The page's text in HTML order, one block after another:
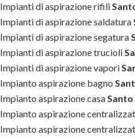
Impianti di aspirazione rifili
Impianti di aspirazione saldatura
Impianti di aspirazione segatura
Impianti di aspirazione trucioli
Impianti di aspirazione vapori
Impianto aspirazione bagno
Impianto aspirazione casaSanto
Impianto aspirazione
Impianto aspirazione